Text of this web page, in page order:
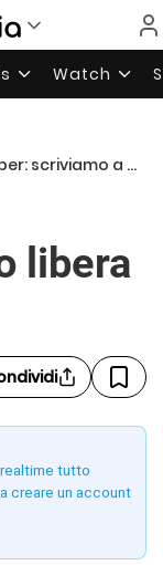
Watch
a mano libera su iPad
libera
tutto
creare un account